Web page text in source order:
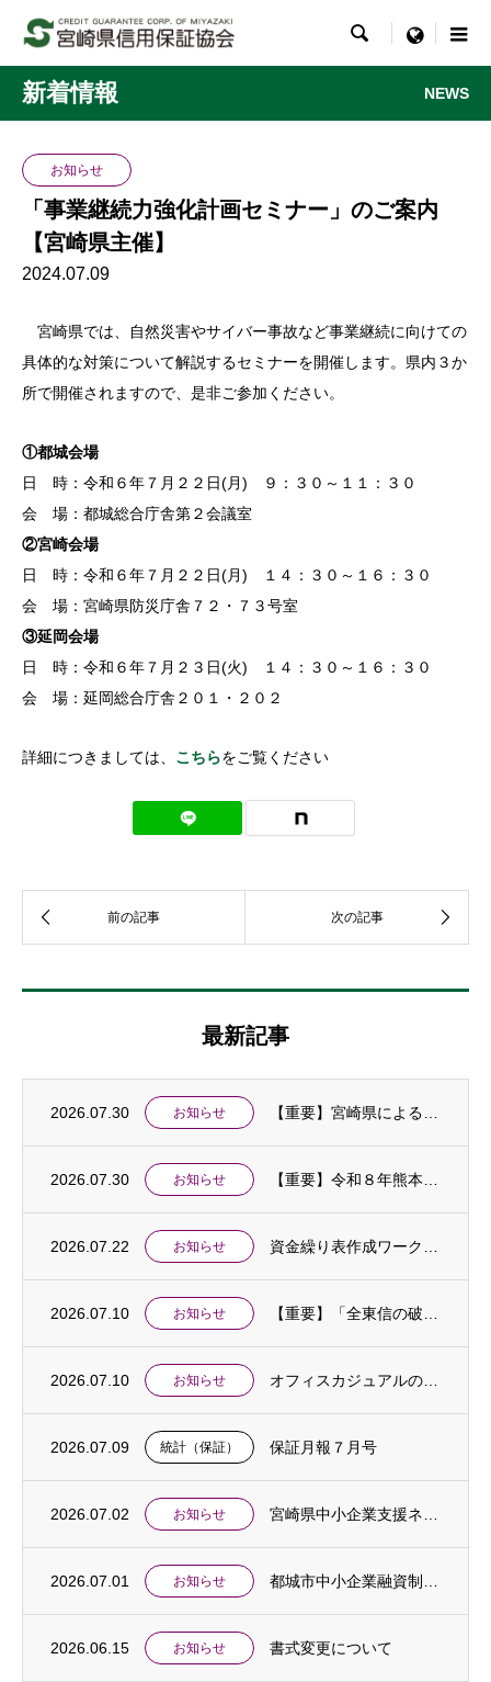
 menu
新着情報 NEWS
お知らせ
「事業継続力強化計画セミナー」のご案内
【宮崎県主催】
2024.07.09
宮崎県では、自然災害やサイバー事故など事業継続に向けての
具体的な対策について解説するセミナーを開催します。県内３か
所で開催されますので、是非ご参加ください。
①都城会場
日 時：令和６年７月２２日(月) ９：３０～１１：３０
会 場：都城総合庁舎第２会議室
②宮崎会場
日 時：令和６年７月２２日(月) １４：３０～１６：３０
会 場：宮崎県防災庁舎７２・７３号室
③延岡会場
日 時：令和６年７月２３日(火) １４：３０～１６：３０
会 場：延岡総合庁舎２０１・２０２
詳細につきましては、 こちらをご覧ください
最新記事
2026.07.30 お知らせ
2026.07.30 お知らせ
2026.07.22 お知らせ
2026.07.10 お知らせ
2026.07.10 お知らせ
2026.07.09 統計（保証） 保証月報７月号
2026.07.02 お知らせ
2026.07.01 お知らせ
2026.06.15 お知らせ 書式変更について